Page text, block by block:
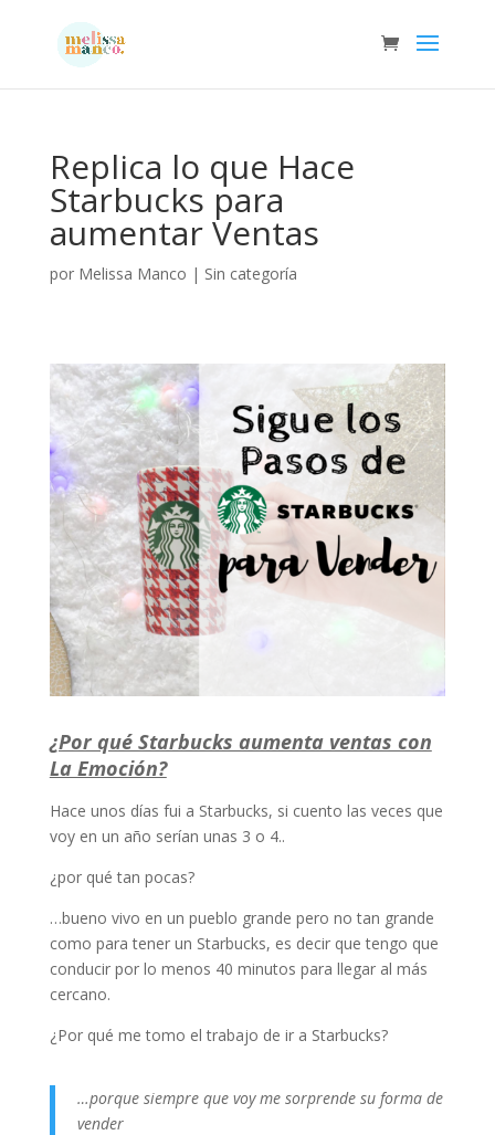
Replica lo que Hace
Starbucks para
aumentar Ventas
por Melissa Manco | Sin categoría
¿Por qué Starbucks aumenta ventas con
La Emoción?
Hace unos días fui a Starbucks, si cuento las veces que
voy en un año serían unas 3 o 4..
¿por qué tan pocas?
…bueno vivo en un pueblo grande pero no tan grande
como para tener un Starbucks, es decir que tengo que
conducir por lo menos 40 minutos para llegar al más
cercano.
¿Por qué me tomo el trabajo de ir a Starbucks?
…porque siempre que voy me sorprende su forma de
vender